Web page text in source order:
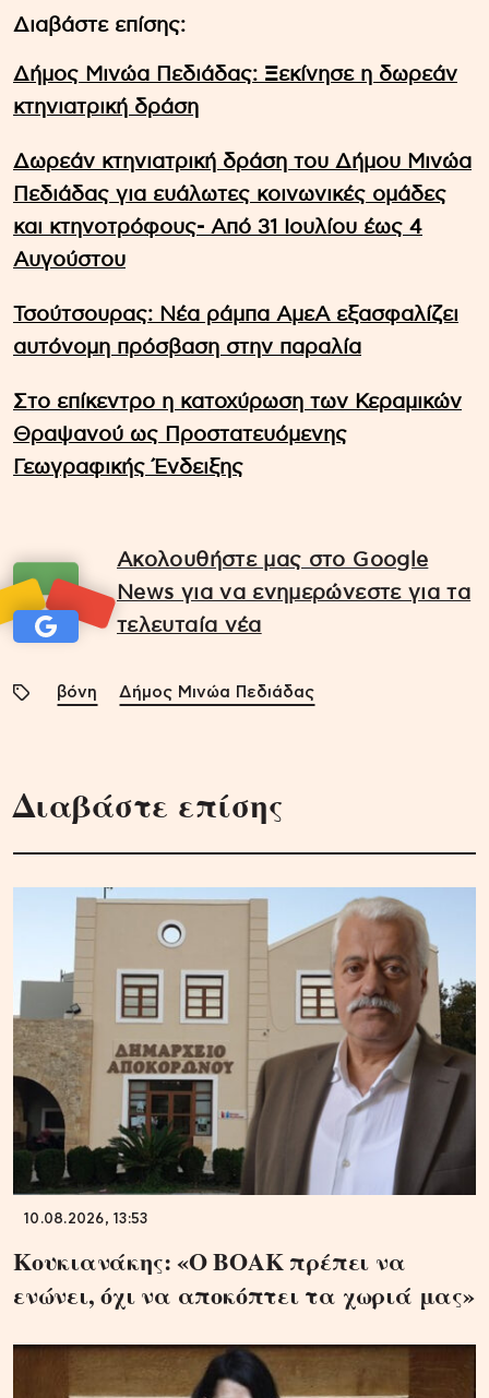
Διαβάστε επίσης:
Δήμος Μινώα Πεδιάδας: Ξεκίνησε η δωρεάν
κτηνιατρική δράση
Δωρεάν κτηνιατρική δράση του Δήμου Μινώα
Πεδιάδας για ευάλωτες κοινωνικές ομάδες
και κτηνοτρόφους- Από 31 Ιουλίου έως 4
Αυγούστου
Τσούτσουρας: Νέα ράμπα ΑμεΑ εξασφαλίζει
αυτόνομη πρόσβαση στην παραλία
Στο επίκεντρο η κατοχύρωση των Κεραμικών
Θραψανού ως Προστατευόμενης
Γεωγραφικής Ένδειξης
Ακολουθήστε μας στο Google
News για να ενημερώνεστε για τα
τελευταία νέα
βόνη Δήμος Μινώα Πεδιάδας
Διαβάστε επίσης
10.08.2026, 13:53
Κουκιανάκης: «Ο ΒΟΑΚ πρέπει να
ενώνει, όχι να αποκόπτει τα χωριά μας»